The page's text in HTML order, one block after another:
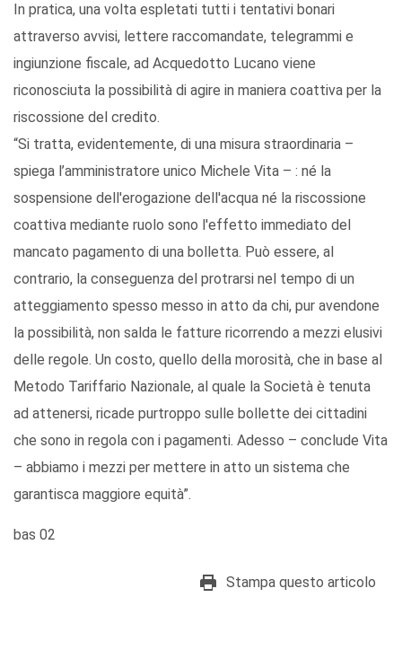
In pratica, una volta espletati tutti i tentativi bonari
attraverso avvisi, lettere raccomandate, telegrammi e
ingiunzione fiscale, ad Acquedotto Lucano viene
riconosciuta la possibilità di agire in maniera coattiva per la
riscossione del credito.
“Si tratta, evidentemente, di una misura straordinaria –
spiega l’amministratore unico Michele Vita – : né la
sospensione dell'erogazione dell'acqua né la riscossione
coattiva mediante ruolo sono l'effetto immediato del
mancato pagamento di una bolletta. Può essere, al
contrario, la conseguenza del protrarsi nel tempo di un
atteggiamento spesso messo in atto da chi, pur avendone
la possibilità, non salda le fatture ricorrendo a mezzi elusivi
delle regole. Un costo, quello della morosità, che in base al
Metodo Tariffario Nazionale, al quale la Società è tenuta
ad attenersi, ricade purtroppo sulle bollette dei cittadini
che sono in regola con i pagamenti. Adesso – conclude Vita
– abbiamo i mezzi per mettere in atto un sistema che
garantisca maggiore equità”.
bas 02
Stampa questo articolo